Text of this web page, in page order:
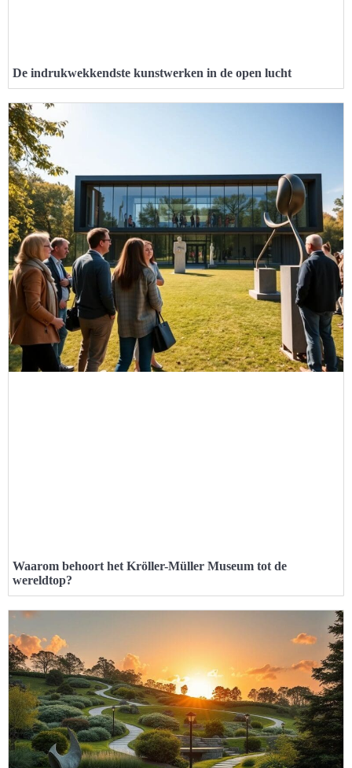
De indrukwekkendste kunstwerken in de open lucht
Waarom behoort het Kröller-Müller Museum tot de
wereldtop?